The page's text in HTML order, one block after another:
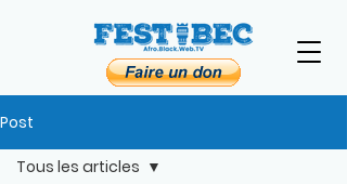
Post
Tous les articles